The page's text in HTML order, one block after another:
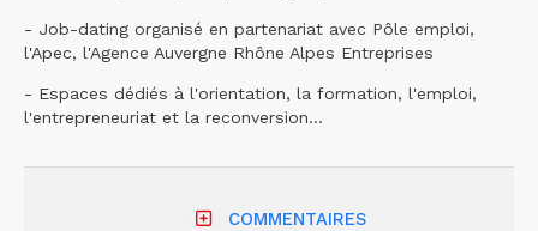
- Job-dating organisé en partenariat avec Pôle emploi,
l'Apec, l'Agence Auvergne Rhône Alpes Entreprises
- Espaces dédiés à l'orientation, la formation, l'emploi,
l'entrepreneuriat et la reconversion...
COMMENTAIRES